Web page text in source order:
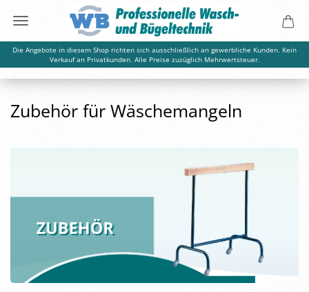
Die Angebote in diesem Shop richten sich ausschließlich an gewerbliche Kunden. Kein
Verkauf an Privatkunden. Alle Preise zuzüglich Mehrwertsteuer.
Zubehör für Wäschemangeln